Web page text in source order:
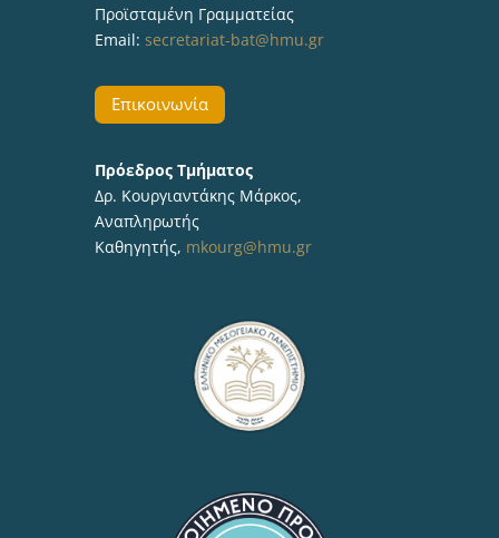
Προϊσταμένη Γραμματείας
Email: secretariat-bat@hmu.gr
Επικοινωνία
Πρόεδρος Τμήματος
Δρ. Κουργιαντάκης Μάρκος,
Αναπληρωτής
Καθηγητής, mkourg@hmu.gr